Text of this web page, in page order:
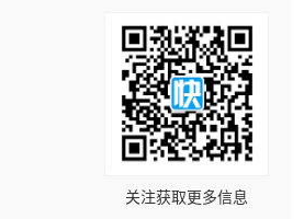
关注获取更多信息